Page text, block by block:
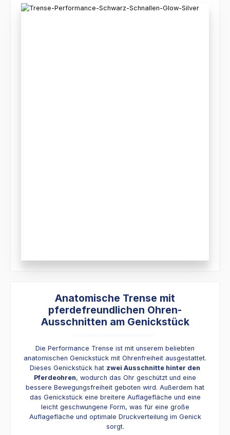
Anatomische Trense mit
pferdefreundlichen Ohren-
Ausschnitten am Genickstück
Die Performance Trense ist mit unserem beliebten
anatomischen Genickstück mit Ohrenfreiheit ausgestattet.
Dieses Genickstück hat zwei Ausschnitte hinter den
Pferdeohren, wodurch das Ohr geschützt und eine
bessere Bewegungsfreiheit geboten wird. Außerdem hat
das Genickstück eine breitere Auflagefläche und eine
leicht geschwungene Form, was für eine große
Auflagefläche und optimale Druckverteilung im Genick
sorgt.